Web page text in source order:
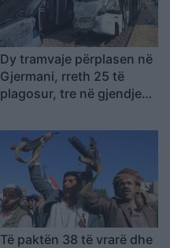
Dy tramvaje përplasen në
Gjermani, rreth 25 të
plagosur, tre në gjendje
Të paktën 38 të vrarë dhe